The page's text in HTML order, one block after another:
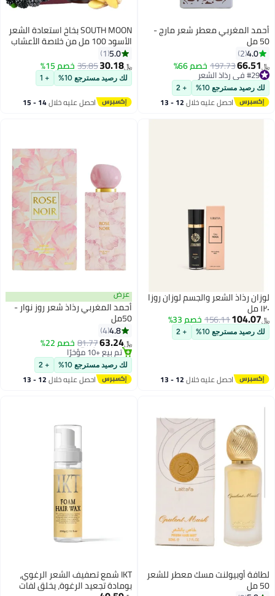
أحمد المغربي معطر شعر مارج -
50 مل
4.0
2
﷼‏66.51
197.73خصم 66%
#29 في رذاذ الشعر
#29 في رذاذ الشعر
لك رصيد مسترجع 10% + 2
احصل عليه خلال 12 - 13
SOUTH MOON بخاخ استعادة الشعر
الأسود 100 مل من خلاصة الأعشاب
للشعر الرمادي
5.0
1
﷼‏30.18
35.85خصم 15%
لك رصيد مسترجع 10% + 1
احصل عليه خلال 14 - 15
لوزان رذاذ الشعر والجسم لوزان روزا
١٢٠ مل
﷼‏104.07
156.11خصم 33%
لك رصيد مسترجع 10% + 2
احصل عليه خلال 12 - 13
عرض
أحمد المغربي رذاذ شعر روز نوار -
50مل
4.8
4
﷼‏63.24
81.77خصم 22%
أقل سعر في السنة
تم بيع +10 مؤخرًا
أقل سعر في السنة
لك رصيد مسترجع 10% + 2
احصل عليه خلال 12 - 13
لطافة أوبيولنت مسك معطر للشعر
50 مل
IKT شمع تصفيف الشعر الرغوي،
بومادة تجعيد الرغوة، يخلق لفات